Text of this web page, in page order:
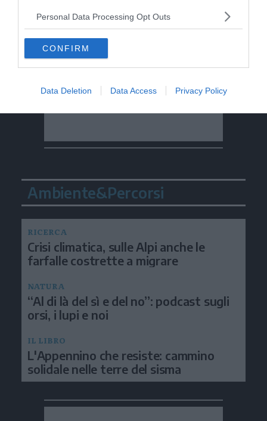
Personal Data Processing Opt Outs
CONFIRM
Data Deletion Data Access Privacy Policy
Ambiente&Percorsi
RICERCA
Crisi climatica, sulle Alpi anche le
farfalle costrette a migrare
NATURA
“Al di là del sì e del no”: podcast sugli
orsi, i lupi e noi
IL LIBRO
L'Appennino che resiste: cammino
solidale nelle terre del sisma